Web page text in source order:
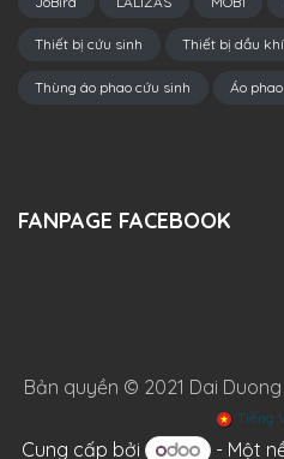
Thiết bị cứu sinh Thiết bị dầu khí
Thùng áo phao cứu sinh Áo
FANPAGE FACEBOOK
Bản quyền © 2021 Dai
Tiếng
Cung cấp bởi - Một